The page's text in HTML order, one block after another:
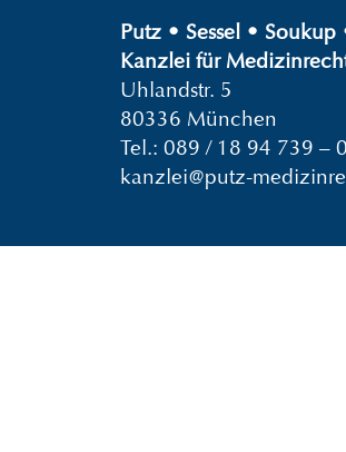
Putz • Sessel • Soukup
Kanzlei für
Uhlandstr. 5
80336 München
Tel.: 089 / 18 94 739 – 0
kanzlei@putz-